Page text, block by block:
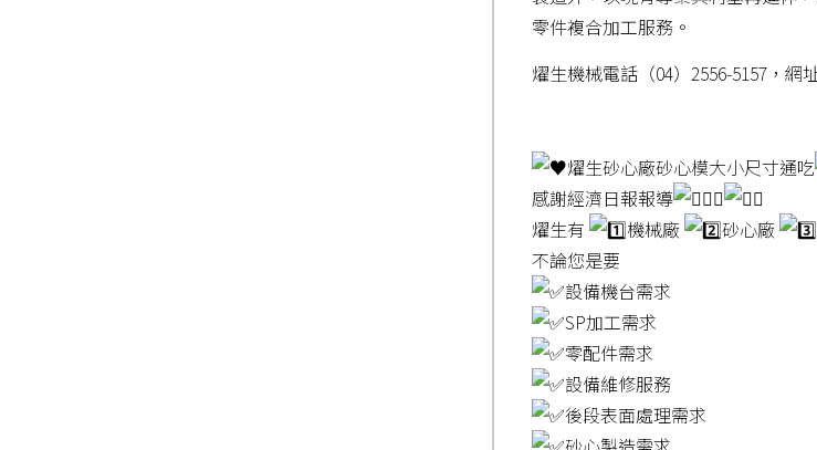
零件複合加工服務。
燿生機械電話（04）2556-5157，網
燿生砂心廠砂心模大小尺寸通吃
感謝經濟日報報導
燿生有
機械廠 砂心廠
不論您是要
設備機台需求
SP加工需求
零配件需求
設備維修服務
後段表面處理需求